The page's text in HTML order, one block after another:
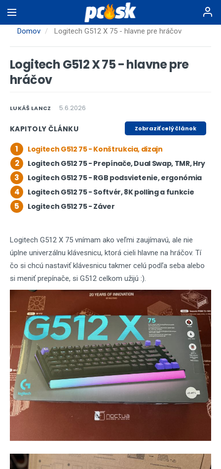
na
hlavnýDomov Logitech G512 X 75 - hlavne pre hráčov
Logitech G512 X 75 - hlavne pre
hráčov
LUKÁŠ LANCZ 5.6.2026
KAPITOLY ČLÁNKU Zobraziť celý článok
1 Logitech G512 75 - Konštrukcia, dizajn
2 Logitech G512 75 - Prepínače, Dual Swap, TMR, Hry
3 Logitech G512 75 - RGB podsvietenie, ergonómia
4 Logitech G512 75 - Softvér, 8K polling a funkcie
5 Logitech G512 75 - Záver
Logitech G512 X 75 vnímam ako veľmi zaujímavú, ale nie
úplne univerzálnu klávesnicu, ktorá cieli hlavne na hráčov. Tí
čo si chcú nastaviť klávesnicu takmer celú podľa seba alebo
si meniť prepínače, si G512 celkom užijú :).